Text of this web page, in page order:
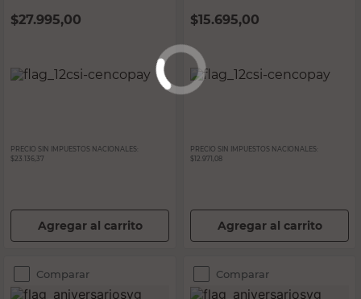
$27.995,00
PRECIO SIN IMPUESTOS NACIONALES:
$23.136,37
Agregar al carrito
$15.695,00
PRECIO SIN IMPUESTOS NACIONALES:
$12.971,08
Agregar al carrito
Comparar Comparar